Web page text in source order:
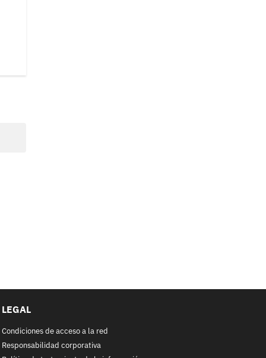
LEGAL
Condiciones de acceso a la red
Responsabilidad corporativa